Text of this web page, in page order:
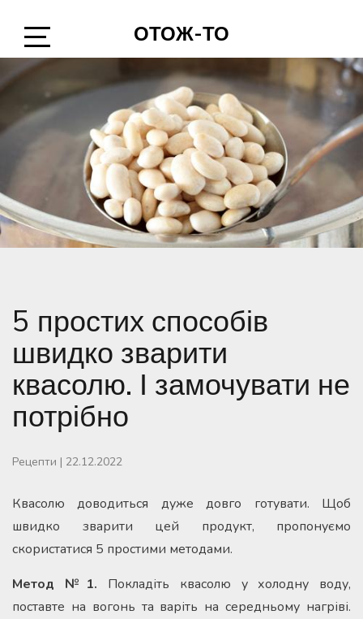
content
Open
Sidebar
ОТОЖ-ТО
5 простих способів
швидко зварити
квасолю. І замочувати не
потрібно
Рецепти | 22.12.2022
Квасолю доводиться дуже довго готувати. Щоб
швидко зварити цей продукт, пропонуємо
скористатися 5 простими методами.
Метод №1. Покладіть квасолю у холодну воду,
поставте на вогонь та варіть на середньому нагріві.